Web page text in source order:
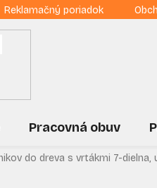
Reklamačný poriadok
Pracovná obuv
do dreva s vrtákmi 7-dielna,